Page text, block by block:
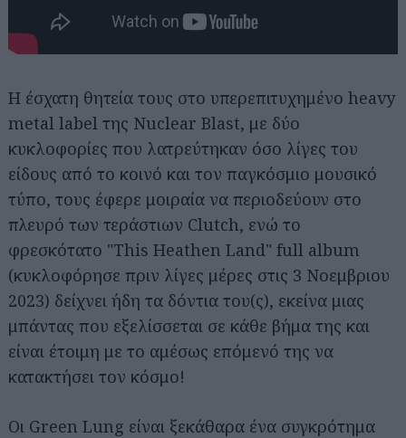
Η έσχατη θητεία τους στο υπερεπιτυχημένο heavy
metal label της Nuclear Blast, με δύο
κυκλοφορίες που λατρεύτηκαν όσο λίγες του
είδους από το κοινό και τον παγκόσμιο μουσικό
τύπο, τους έφερε μοιραία να περιοδεύουν στο
πλευρό των τεράστιων Clutch, ενώ το
φρεσκότατο "This Heathen Land" full album
(κυκλοφόρησε πριν λίγες μέρες στις 3 Νοεμβριου
2023) δείχνει ήδη τα δόντια του(ς), εκείνα μιας
μπάντας που εξελίσσεται σε κάθε βήμα της και
είναι έτοιμη με το αμέσως επόμενό της να
κατακτήσει τον κόσμο!
Οι Green Lung είναι ξεκάθαρα ένα συγκρότημα